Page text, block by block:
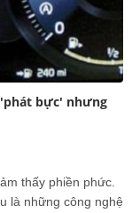
bực' nhưng
thấy phiền phức.
là những công nghệ